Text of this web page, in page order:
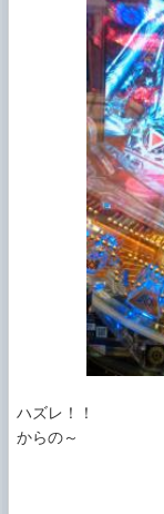
ハズレ！！
からの～